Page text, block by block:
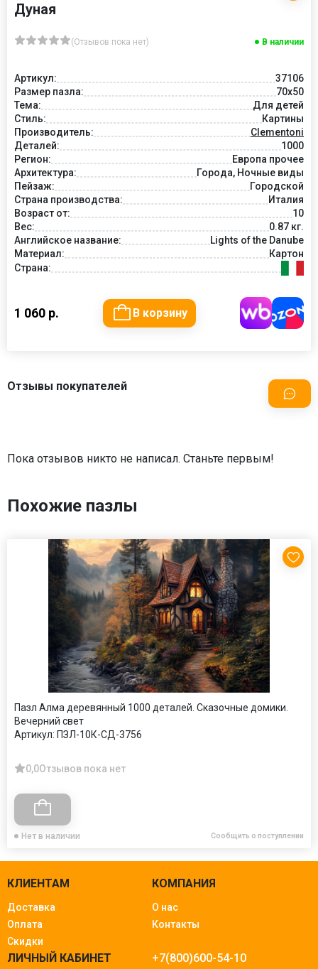
Дуная
(Отзывов пока нет) В наличии
Артикул:
37106
Размер пазла:
70x50
Тема:
Для детей
Стиль:
Картины
Производитель:
Clementoni
Деталей:
1000
Регион:
Европа прочее
Архитектура:
Города, Ночные виды
Пейзаж:
Городской
Страна производства:
Италия
Возраст от:
10
Вес:
0.87 кг.
Английское название:
Lights of the Danube
Материал:
Картон
Страна:
1 060 р. В корзину
Отзывы покупателей
Пока отзывов никто не написал. Станьте первым!
Похожие пазлы
Пазл Алма деревянный 1000 деталей. Сказочные домики.
Вечерний свет
Артикул: ПЗЛ-10К-СД-3756
0,0Отзывов пока нет
Нет в наличии Сообщить о поступлении
КЛИЕНТАМ
Доставка
Оплата
Скидки
КОМПАНИЯ
О нас
Контакты
ЛИЧНЫЙ КАБИНЕТ +7(800)600-54-10